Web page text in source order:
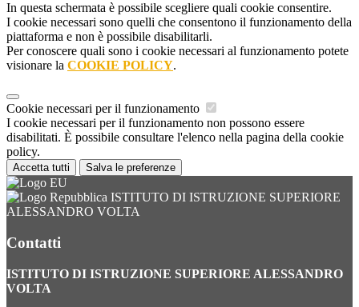
In questa schermata è possibile scegliere quali cookie consentire.
I cookie necessari sono quelli che consentono il funzionamento della
piattaforma e non è possibile disabilitarli.
Per conoscere quali sono i cookie necessari al funzionamento potete
visionare la COOKIE POLICY.
Cookie necessari per il funzionamento
I cookie necessari per il funzionamento non possono essere
disabilitati. È possibile consultare l'elenco nella pagina della cookie
policy.
Accetta tutti Salva le preferenze
ISTITUTO DI ISTRUZIONE SUPERIORE
ALESSANDRO VOLTA
Contatti
ISTITUTO DI ISTRUZIONE SUPERIORE ALESSANDRO
VOLTA